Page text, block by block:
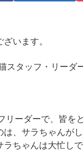
います。
スタッフ・リーダ
ーダーで、皆を
、サラちゃんが
ちゃんは大忙しで